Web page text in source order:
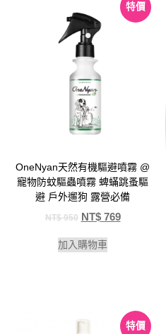
特價
OneNyan天然有機驅避噴霧 @
寵物防蚊驅蟲噴霧 蜱蟎跳蚤驅
避 戶外遛狗 露營必備
NT$950 NT$769
加入購物車
特價